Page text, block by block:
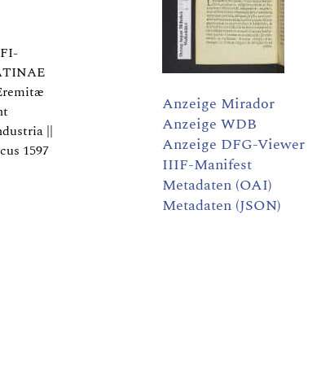
||
1597
Anzeige Mirador
Anzeige WDB
Anzeige DFG-Viewer
IIIF-Manifest
Metadaten (OAI)
Metadaten (JSON)